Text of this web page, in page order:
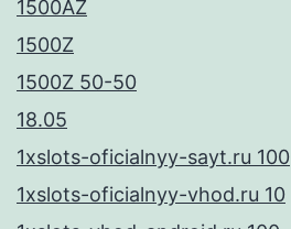
1500AZ
1500Z
1500Z 50-50
18.05
1xslots-oficialnyy-sayt.ru 100
1xslots-oficialnyy-vhod.ru 10